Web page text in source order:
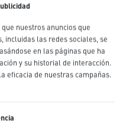
de manipulaciones con
abrir sin tijeras, así
en la parte posterior de la pila
CR2025 y CR2016.
nuestros anuncios que
incluidas las redes sociales, se
en las páginas que ha
y su historial de interacción.
eficacia de nuestras campañas.